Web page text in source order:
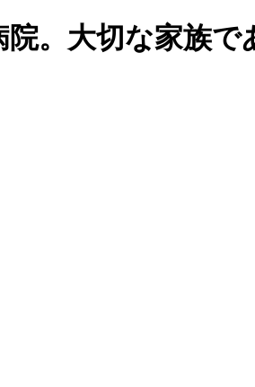
。大切な家族